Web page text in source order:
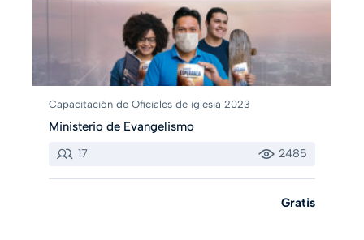
Capacitación de Oficiales de iglesia 2023
Ministerio de Evangelismo
17 2485
Gratis